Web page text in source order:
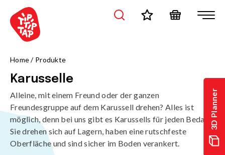
3D Planner
Home/ Produkte
Karusselle
Alleine, mit einem Freund oder der ganzen
Freundesgruppe auf dem Karussell drehen? Alles ist
möglich, denn bei uns gibt es Karussells für jeden Bedarf.
Sie drehen sich auf Lagern, haben eine rutschfeste
Oberfläche und sind sicher im Boden verankert.
Filter Sortierung_Standard